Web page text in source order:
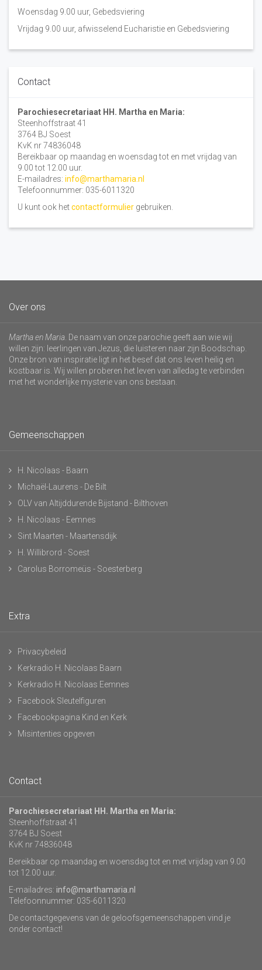
Woensdag 9.00 uur, Gebedsviering
Vrijdag 9.00 uur, afwisselend Eucharistie en Gebedsviering
Contact
Parochiesecretariaat HH. Martha en Maria:
Steenhoffstraat 41
3764 BJ Soest
KvK nr 74836048
Bereikbaar op maandag en woensdag tot en met vrijdag van
9.00 tot 12.00 uur.
E-mailadres: info@marthamaria.nl
Telefoonnummer: 035-6011320
U kunt ook hetcontactformulier gebruiken.
Over ons
Martha en Maria . De naam van onze parochie geeft aan wie wij
willen zijn: leerlingen van Jezus, die luisteren naar zijn Boodschap.
Onze bron van inspiratie ligt in het besef dat ons leven heilig en
kostbaar is. Wij willen proberen het leven van alledag te verbinden
met het wonderlijke mysterie van ons bestaan.
Gemeenschappen
H. Nicolaas - Baarn
Michaël-Laurens - De Bilt
OLV van Altijddurende Bijstand - Bilthoven
H. Nicolaas - Eemnes
Sint Maarten - Maartensdijk
H. Willibrord - Soest
Carolus Borromeüs - Soesterberg
Extra
Privacybeleid
Kerkradio H. Nicolaas Baarn
Kerkradio H. Nicolaas Eemnes
Facebook Sleutelfiguren
Facebookpagina Kind en Kerk
Misintenties opgeven
Contact
Parochiesecretariaat HH. Martha en Maria:
Steenhoffstraat 41
3764 BJ Soest
KvK nr 74836048
Bereikbaar op maandag en woensdag tot en met vrijdag van 9.00
tot 12.00 uur.
E-mailadres: info@marthamaria.nl
Telefoonnummer: 035-6011320
De contactgegevens van de geloofsgemeenschappen vind je
onder contact!